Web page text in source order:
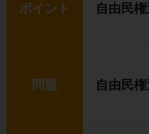
ポイント 自由民権
問題 自由民